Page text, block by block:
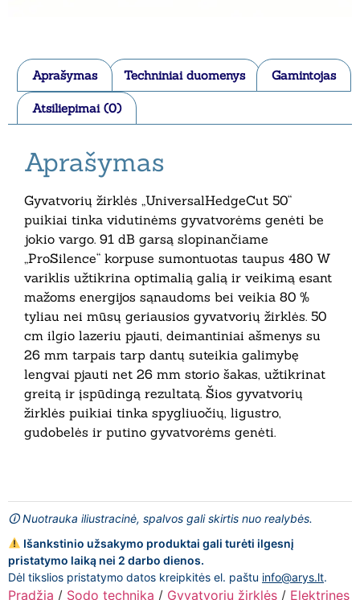
Aprašymas Techniniai duomenys Gamintojas
Atsiliepimai (0)
Aprašymas
Gyvatvorių žirklės „UniversalHedgeCut 50“
puikiai tinka vidutinėms gyvatvorėms genėti be
jokio vargo. 91 dB garsą slopinančiame
„ProSilence“ korpuse sumontuotas taupus 480 W
variklis užtikrina optimalią galią ir veikimą esant
mažoms energijos sąnaudoms bei veikia 80 %
tyliau nei mūsų geriausios gyvatvorių žirklės. 50
cm ilgio lazeriu pjauti, deimantiniai ašmenys su
26 mm tarpais tarp dantų suteikia galimybę
lengvai pjauti net 26 mm storio šakas, užtikrinat
greitą ir įspūdingą rezultatą. Šios gyvatvorių
žirklės puikiai tinka spygliuočių, ligustro,
gudobelės ir putino gyvatvorėms genėti.
🛈 Nuotrauka iliustracinė, spalvos gali skirtis nuo realybės.
Išankstinio užsakymo produktai gali turėti ilgesnį
pristatymo laiką nei 2 darbo dienos.
Dėl tikslios pristatymo datos kreipkitės el. paštu info@arys.lt.
Pradžia / Sodo technika / Gyvatvorių žirklės / Elektrines